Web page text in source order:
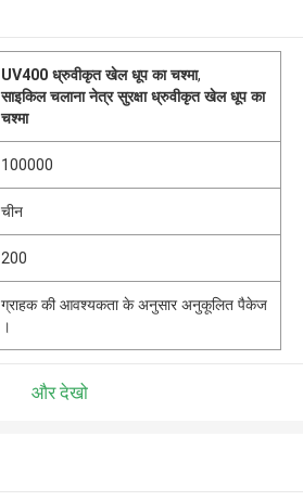
UV400 ध्रुवीकृत खेल धूप का चश्मा,
साइकिल चलाना नेत्र सुरक्षा ध्रुवीकृत खेल धूप का
चश्मा
100000
चीन
200
ग्राहक की आवश्यकता के अनुसार अनुकूलित पैकेज
।
और देखो